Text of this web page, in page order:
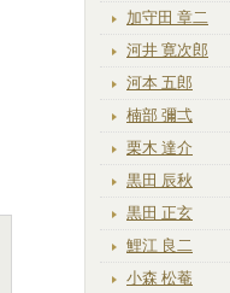
加守田 章二
河井 寛次郎
河本 五郎
楠部 彌弌
栗木 達介
黒田 辰秋
黒田 正玄
鯉江 良二
小森 松菴